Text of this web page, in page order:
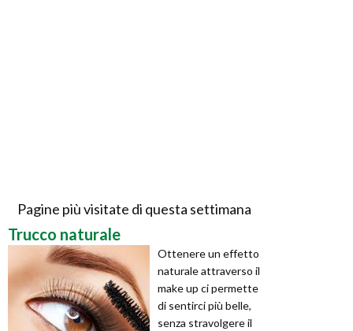
Pagine più visitate di questa settimana
Trucco naturale
Ottenere un effetto
naturale attraverso il
make up ci permette
di sentirci più belle,
senza stravolgere il